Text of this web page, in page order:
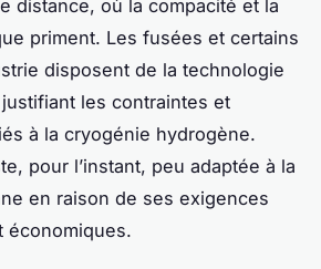
distance, où la compacité et la
priment. Les fusées et certains
disposent de la technologie
les contraintes et
à la cryogénie hydrogène.
pour l’instant, peu adaptée à la
en raison de ses exigences
économiques.